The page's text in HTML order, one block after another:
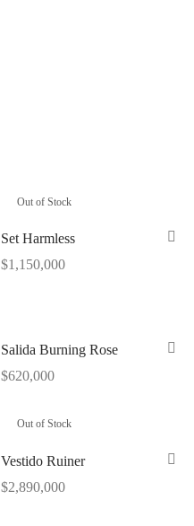
Out of Stock
Set Harmless
$1,150,000
Salida Burning Rose
$620,000
Out of Stock
Vestido Ruiner
$2,890,000